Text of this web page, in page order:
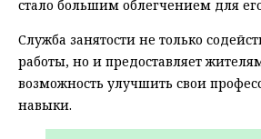
стало большим облегчением для
Служба занятости не только
работы, но и предоставляет
возможность улучшить свои
навыки.